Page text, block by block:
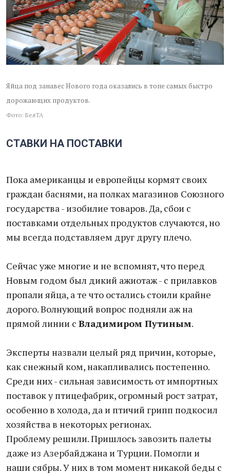
Яйца под занавес Нового года оказались в топе самых быстро
дорожающих продуктов.
Фото: БелТА
СТАВКИ НА ПОСТАВКИ
Пока американцы и европейцы кормят своих
граждан баснями, на полках магазинов Союзного
государства - изобилие товаров. Да, сбои с
поставками отдельных продуктов случаются, но
мы всегда подставляем друг другу плечо.
Сейчас уже многие и не вспомнят, что перед
Новым годом был дикий ажиотаж - с прилавков
пропали яйца, а те что остались стоили крайне
дорого. Волнующий вопрос подняли аж на
прямой линии с Владимиром Путиным.
Эксперты назвали целый ряд причин, которые,
как снежный ком, накапливались постепенно.
Среди них - сильная зависимость от импортных
поставок у птицефабрик, огромный рост затрат,
особенно в холода, да и птичий грипп подкосил
хозяйства в некоторых регионах.
Проблему решили. Пришлось завозить палеты
даже из Азербайджана и Турции. Помогли и
наши сябры. У них в том момент никакой беды с